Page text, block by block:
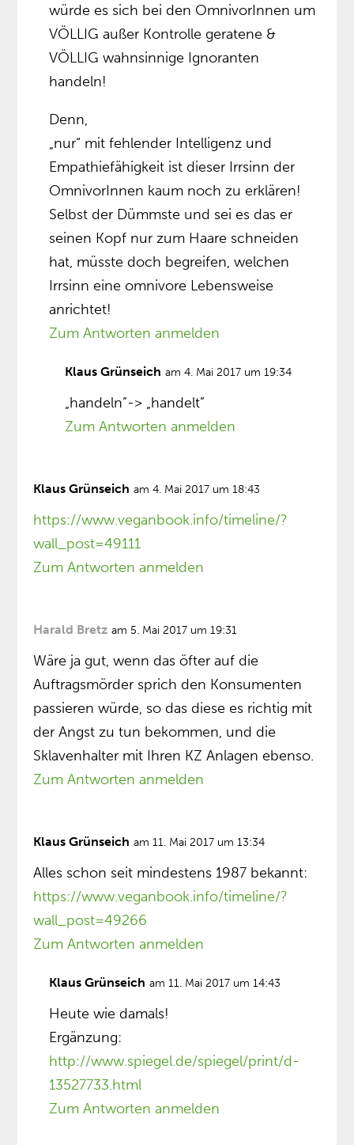
würde es sich bei den OmnivorInnen um
VÖLLIG außer Kontrolle geratene &
VÖLLIG wahnsinnige Ignoranten
handeln!
Denn,
„nur“ mit fehlender Intelligenz und
Empathiefähigkeit ist dieser Irrsinn der
OmnivorInnen kaum noch zu erklären!
Selbst der Dümmste und sei es das er
seinen Kopf nur zum Haare schneiden
hat, müsste doch begreifen, welchen
Irrsinn eine omnivore Lebensweise
anrichtet!
Zum Antworten anmelden
Klaus Grünseich am 4. Mai 2017 um 19:34
„handeln”-> „handelt”
Zum Antworten anmelden
Klaus Grünseich am 4. Mai 2017 um 18:43
https://www.veganbook.info/timeline/?
wall_post=49111
Zum Antworten anmelden
Harald Bretz am 5. Mai 2017 um 19:31
Wäre ja gut, wenn das öfter auf die
Auftragsmörder sprich den Konsumenten
passieren würde, so das diese es richtig mit
der Angst zu tun bekommen, und die
Sklavenhalter mit Ihren KZ Anlagen ebenso.
Zum Antworten anmelden
Klaus Grünseich am 11. Mai 2017 um 13:34
Alles schon seit mindestens 1987 bekannt:
https://www.veganbook.info/timeline/?
wall_post=49266
Zum Antworten anmelden
Klaus Grünseich am 11. Mai 2017 um 14:43
Heute wie damals!
Ergänzung:
http://www.spiegel.de/spiegel/print/d-
13527733.html
Zum Antworten anmelden